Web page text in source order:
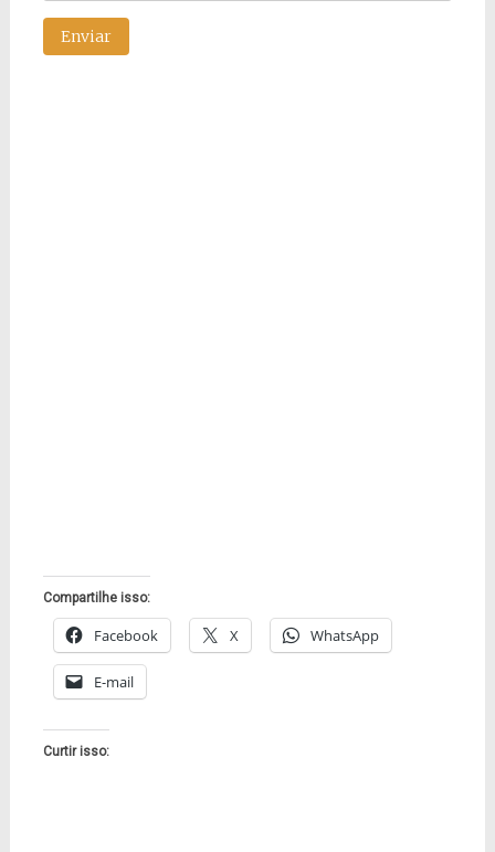
Compartilhe isso:
Facebook X WhatsApp
E-mail
Curtir isso: